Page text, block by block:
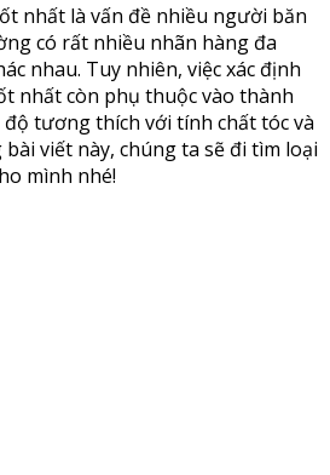
nhất là vấn đề nhiều người băn
có rất nhiều nhãn hàng đa
nhau. Tuy nhiên, việc xác định
nhất còn phụ thuộc vào thành
độ tương thích với tính chất tóc và
viết này, chúng ta sẽ đi tìm loại
mình nhé!